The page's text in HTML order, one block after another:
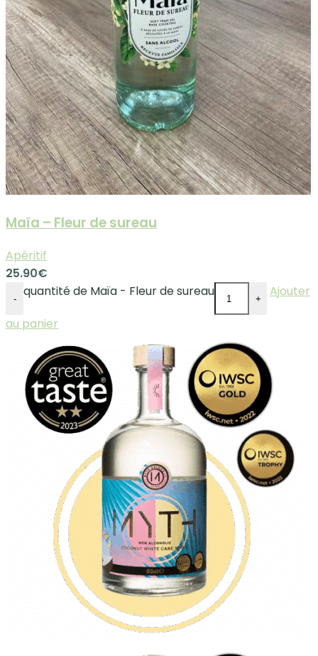
Maïa – Fleur de sureau
Apéritif
25.90€
- quantité de Maïa - Fleur de sureau +
Ajouter
au panier